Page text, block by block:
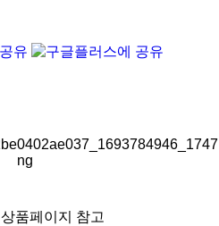
상품페이지 참고